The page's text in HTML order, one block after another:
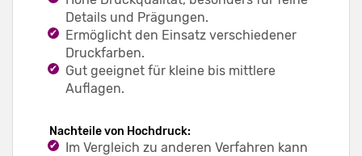
Details und Prägungen.
Ermöglicht den Einsatz verschiedener
Druckfarben.
Gut geeignet für kleine bis mittlere
Auflagen.
Nachteile von Hochdruck:
Im Vergleich zu anderen Verfahren kann